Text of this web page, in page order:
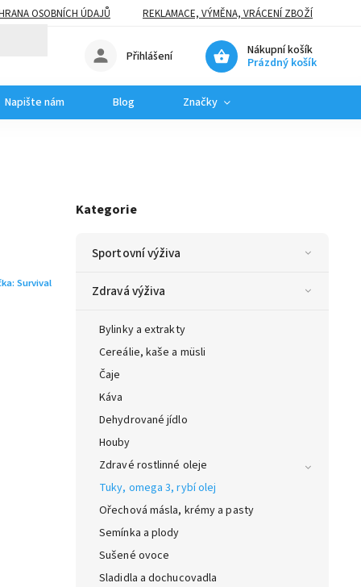
OSOBNÍCH ÚDAJŮ REKLAMACE, VÝMĚNA, VRÁCENÍ ZBOŽÍ
Nákupní košík
Prázdný košík
Přihlášení
Napište nám Blog Značky
Kategorie
Sportovní výživa
Zdravá výživa
Bylinky a extrakty
Cereálie, kaše a müsli
Čaje
Káva
Dehydrované jídlo
Houby
Zdravé rostlinné oleje
Tuky, omega 3, rybí olej
Ořechová másla, krémy a pasty
Semínka a plody
Sušené ovoce
Sladidla a dochucovadla
Survival